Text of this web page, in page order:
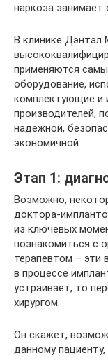
наркоза занимает
В клинике
применяются
оборудование,
комплектующие и
производителей,
надежной,
экономичной.
Этап 1:
Возможно,
доктора-
из ключевых
познакомиться с
терапевтом – эти
в процессе
устраивает, то
хирургом.
Он скажет,
данному